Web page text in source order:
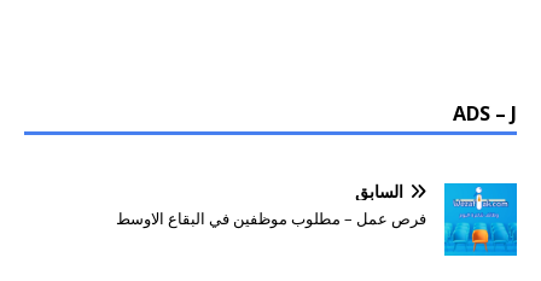
ADS – J
السابق
فرص عمل – مطلوب موظفين في البقاع الاوسط